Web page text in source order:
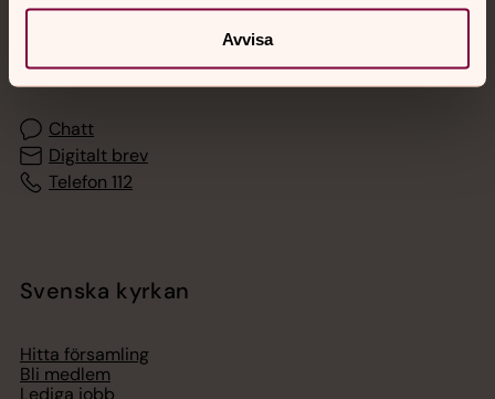
Avvisa
Akut samtals- och krisstöd. Prata eller chatta anonymt
med en präst på kvällar och nätter.
Chatt
Digitalt brev
Telefon 112
Svenska kyrkan
Hitta församling
Bli medlem
Lediga jobb